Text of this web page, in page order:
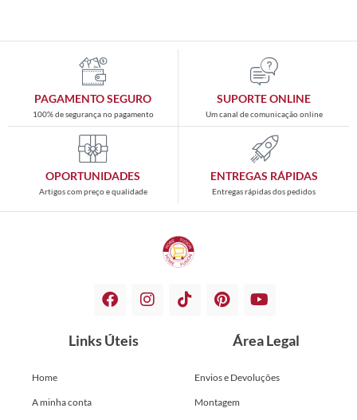
PAGAMENTO SEGURO
100% de segurança no pagamento
SUPORTE ONLINE
Um canal de comunicação online
OPORTUNIDADES
Artigos com preço e qualidade
ENTREGAS RÁPIDAS
Entregas rápidas dos pedidos
Links Úteis
Home
A minha conta
Área Legal
Envios e Devoluções
Montagem